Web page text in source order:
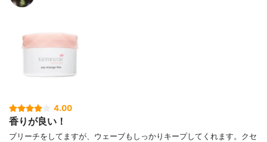
4.00
香りが良い！
ブリーチをしてますが、ウェーブもしっかりキープしてくれます。クセ